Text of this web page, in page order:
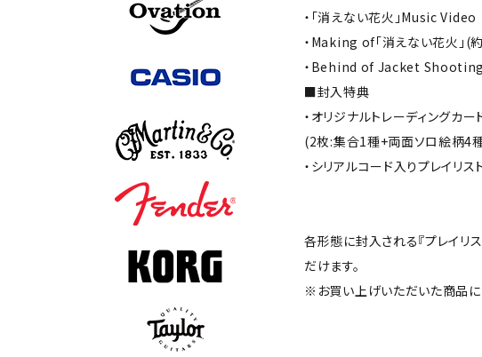
・「消えない花火」Music Video
・Making of「消えない花火」(
・Behind of Jacket
■封入特典
・オリジナルトレーディングカ
(2枚:集合1種+両面ソロ絵柄4
・シリアルコード入りプレイリス
各形態に封入される『プレイリ
だけます。
※お買い上げいただいた商品に